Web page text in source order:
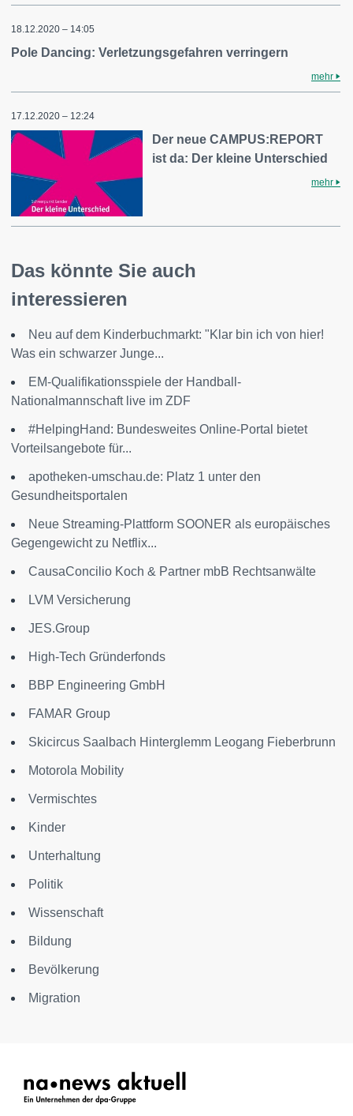
18.12.2020 – 14:05
Pole Dancing: Verletzungsgefahren verringern
mehr
17.12.2020 – 12:24
Der neue CAMPUS:REPORT
ist da: Der kleine Unterschied
mehr
Das könnte Sie auch
interessieren
Neu auf dem Kinderbuchmarkt: "Klar bin ich von hier!
Was ein schwarzer Junge...
EM-Qualifikationsspiele der Handball-
Nationalmannschaft live im ZDF
#HelpingHand: Bundesweites Online-Portal bietet
Vorteilsangebote für...
apotheken-umschau.de: Platz 1 unter den
Gesundheitsportalen
Neue Streaming-Plattform SOONER als europäisches
Gegengewicht zu Netflix...
CausaConcilio Koch & Partner mbB Rechtsanwälte
LVM Versicherung
JES.Group
High-Tech Gründerfonds
BBP Engineering GmbH
FAMAR Group
Skicircus Saalbach Hinterglemm Leogang Fieberbrunn
Motorola Mobility
Vermischtes
Kinder
Unterhaltung
Politik
Wissenschaft
Bildung
Bevölkerung
Migration